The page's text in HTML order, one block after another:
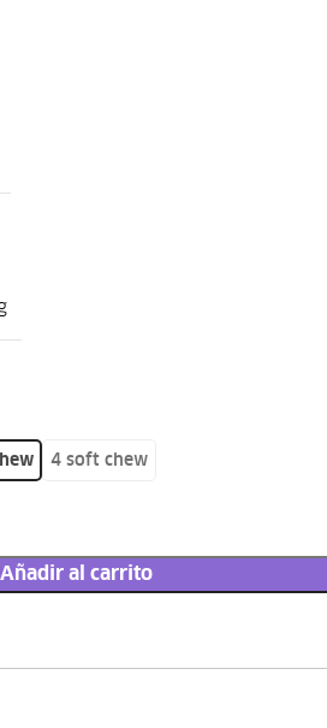
4 soft chew
Añadir al carrito